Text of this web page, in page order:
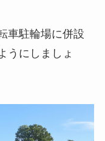
車駐輪場に併設
うにしましょ